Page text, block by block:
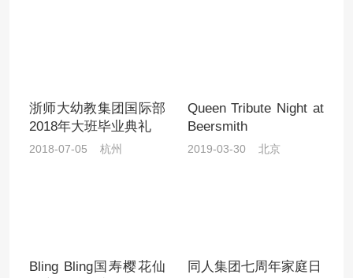
浙师大幼教集团国际部
2018年大班毕业典礼
2018-07-05 杭州
Queen Tribute Night at
Beersmith
2019-03-30 北京
Bling Bling国寿樱花仙
同人集团七周年家庭日